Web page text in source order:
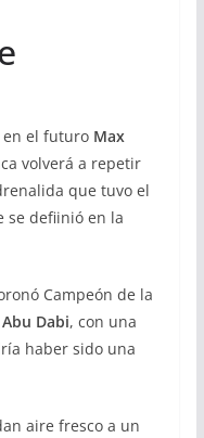
en el futuro Max
volverá a repetir
que tuvo el
se defiinió en la
Campeón de la
Dabi, con una
haber sido una
aire fresco a un